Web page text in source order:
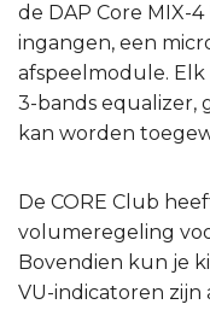
de DAP Core MIX-
ingangen, een
afspeelmodule.
3-bands equalizer,
kan worden
De CORE Club
volumeregeling
Bovendien kun je
VU-indicatoren zijn